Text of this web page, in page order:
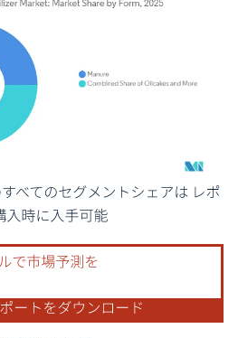
用にはCC BY 4.0の表示が必要です。